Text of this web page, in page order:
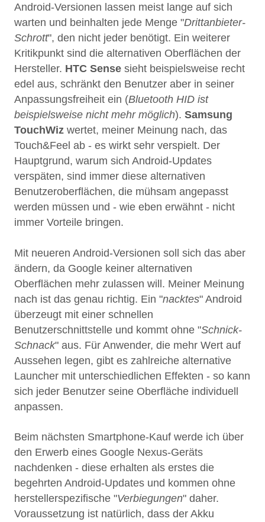
Android-Versionen lassen meist lange auf sich
warten und beinhalten jede Menge "Drittanbieter-
Schrott", den nicht jeder benötigt. Ein weiterer
Kritikpunkt sind die alternativen Oberflächen der
Hersteller. HTC Sense sieht beispielsweise recht
edel aus, schränkt den Benutzer aber in seiner
Anpassungsfreiheit ein (Bluetooth HID ist
beispielsweise nicht mehr möglich). Samsung
TouchWiz wertet, meiner Meinung nach, das
Touch&Feel ab - es wirkt sehr verspielt. Der
Hauptgrund, warum sich Android-Updates
verspäten, sind immer diese alternativen
Benutzeroberflächen, die mühsam angepasst
werden müssen und - wie eben erwähnt - nicht
immer Vorteile bringen.
Mit neueren Android-Versionen soll sich das aber
ändern, da Google keiner alternativen
Oberflächen mehr zulassen will. Meiner Meinung
nach ist das genau richtig. Ein "nacktes" Android
überzeugt mit einer schnellen
Benutzerschnittstelle und kommt ohne "Schnick-
Schnack" aus. Für Anwender, die mehr Wert auf
Aussehen legen, gibt es zahlreiche alternative
Launcher mit unterschiedlichen Effekten - so kann
sich jeder Benutzer seine Oberfläche individuell
anpassen.
Beim nächsten Smartphone-Kauf werde ich über
den Erwerb eines Google Nexus-Geräts
nachdenken - diese erhalten als erstes die
begehrten Android-Updates und kommen ohne
herstellerspezifische "Verbiegungen" daher.
Voraussetzung ist natürlich, dass der Akku